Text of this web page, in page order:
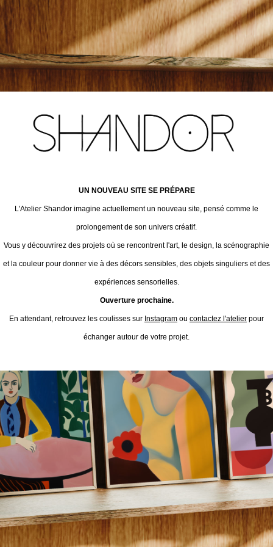
UN NOUVEAU SITE SE PRÉPARE
L'Atelier Shandor imagine actuellement un nouveau site, pensé comme le
prolongement de son univers créatif.
Vous y découvrirez des projets où se rencontrent l'art, le design, la scénographie
et la couleur pour donner vie à des décors sensibles, des objets singuliers et des
expériences sensorielles.
Ouverture prochaine.
En attendant, retrouvez les coulisses sur Instagram ou contactez l'atelier pour
échanger autour de votre projet.